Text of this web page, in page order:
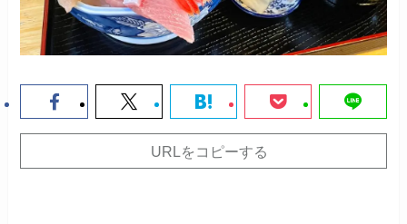
URLをコピーする